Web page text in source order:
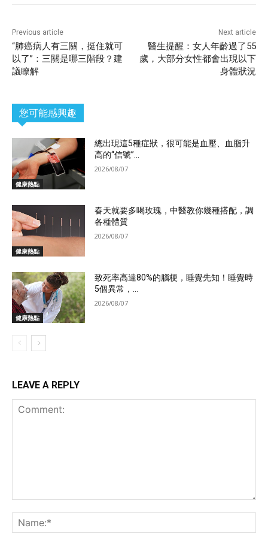
Previous article
“肺癌病人有三關，挺住就可
以了”：三關是哪三階段？建
議瞭解
Next article
醫生提醒：女人年齡過了55
歲，大部分女性都會出現以下
身體狀況
您可能感興趣
健康熱點
總出現這5種症狀，很可能是血壓、血脂升
高的“信號”...
2026/08/07
健康熱點
春天就要多喝玫瑰，中醫教你幾種搭配，調
各種體質
2026/08/07
健康熱點
致死率高達80%的腦梗，睡覺先知！睡覺時
5個異常，...
2026/08/07
LEAVE A REPLY